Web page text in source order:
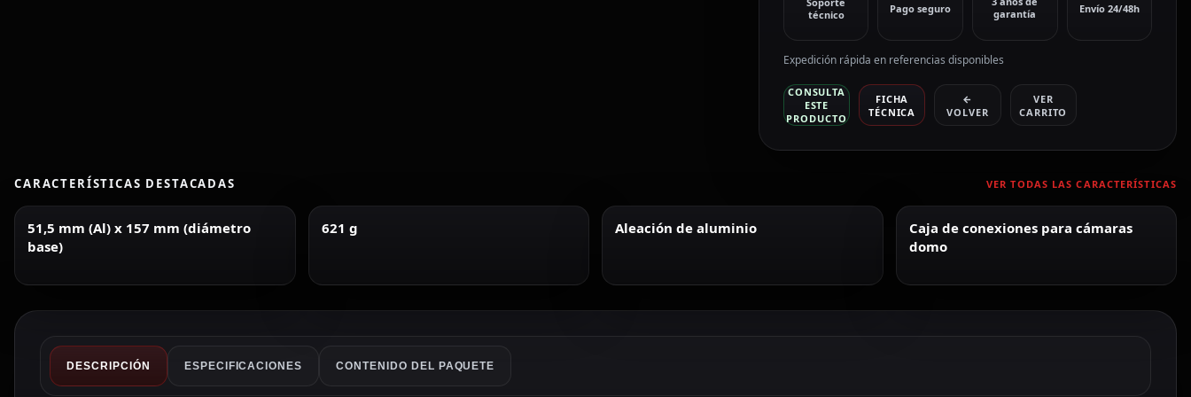
técnico
Pago seguro
garantía
Envío 24/48h
Expedición rápida en referencias disponibles
CONSULTA
ESTE
PRODUCTO
FICHA
TÉCNICA
←
VOLVER
VER
CARRITO
CARACTERÍSTICAS DESTACADAS VER TODAS LAS CARACTERÍSTICAS
51,5 mm (Al) x 157 mm (diámetro
base)
621 g Aleación de aluminio
Caja de conexiones para cámaras
domo
DESCRIPCIÓN ESPECIFICACIONES CONTENIDO DEL PAQUETE